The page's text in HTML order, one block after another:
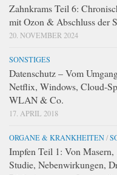
Zahnkrams Teil 6:
mit Ozon & Abschluss der
20. NOVEMBER 2024
SONSTIGES
Datenschutz – Vom
Netflix, Windows, Cloud-
WLAN & Co.
17. APRIL 2018
ORGANE & KRANKHEITEN/
Impfen Teil 1: Von
Studie, Nebenwirkungen,